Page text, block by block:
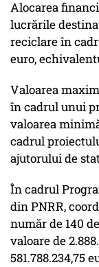
Alocarea
lucrările
reciclare în
euro,
Valoarea
în cadrul unui
valoarea
cadrul
ajutorului de
În cadrul
din PNRR,
număr de 140
valoare de
581.788.234,75